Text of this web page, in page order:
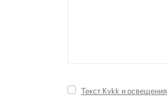
Текст Kvkk и освещения